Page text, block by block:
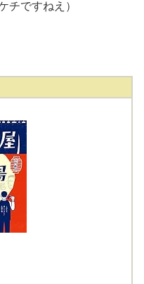
チですねえ）